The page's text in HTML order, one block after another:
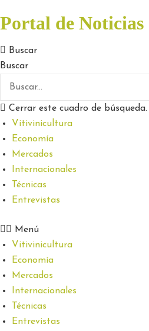
Portal de Noticias
Buscar
Buscar
Cerrar este cuadro de búsqueda.
Vitivinicultura
Economía
Mercados
Internacionales
Técnicas
Entrevistas
Menú
Vitivinicultura
Economía
Mercados
Internacionales
Técnicas
Entrevistas